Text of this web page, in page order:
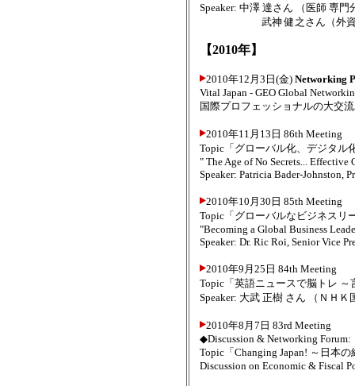
Speaker: 中澤 達さん （医師 専
武神 健之さん（外資系企
【2010年】
2010年12月3日(金) Networking
Vital Japan - GEO Global
国際プロフェッショナルの大交
2010年11月13日 86th Meeting
Topic「グローバル化、デジタル
" The Age of No Secrets...
Speaker: Patricia Bader-Johnston,
2010年10月30日 85th Meeting
Topic「グローバルなビジネスリ
"Becoming a Global Business
Speaker: Dr. Ric Roi, Senior Vice
2010年9月25日 84th Meeting
Topic「英語ニュースで脳トレ
Speaker: 大武 正樹 さん （ＮＨ
2010年8月7日 83rd Meeting
◆Discussion & Networking Forum:
Topic「Changing Japan! ～日本
Discussion on Economic & Fiscal